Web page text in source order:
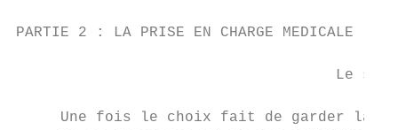
PARTIE 2 : LA PRISE EN CHARGE MEDICALE
Le
Une fois le choix fait de garder la